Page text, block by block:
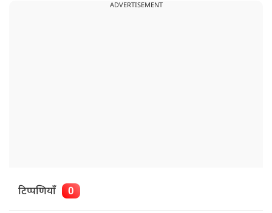
ADVERTISEMENT
टिप्पणियाँ 0